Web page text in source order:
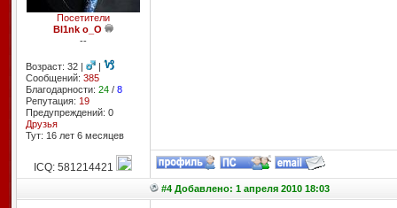
Посетители
Bl1nk o_O
--
Возраст: 32 |
|
Сообщений: 385
Благодарности: 24/ 8
Репутация: 19
Предупреждений: 0
Друзья
Тут: 16 лет 6 месяцев
ICQ: 581214421
#4 Добавлено: 1 апреля 2010 18:03